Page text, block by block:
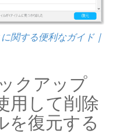
関する便利なガイド |
クアップ
用して削除
を復元する